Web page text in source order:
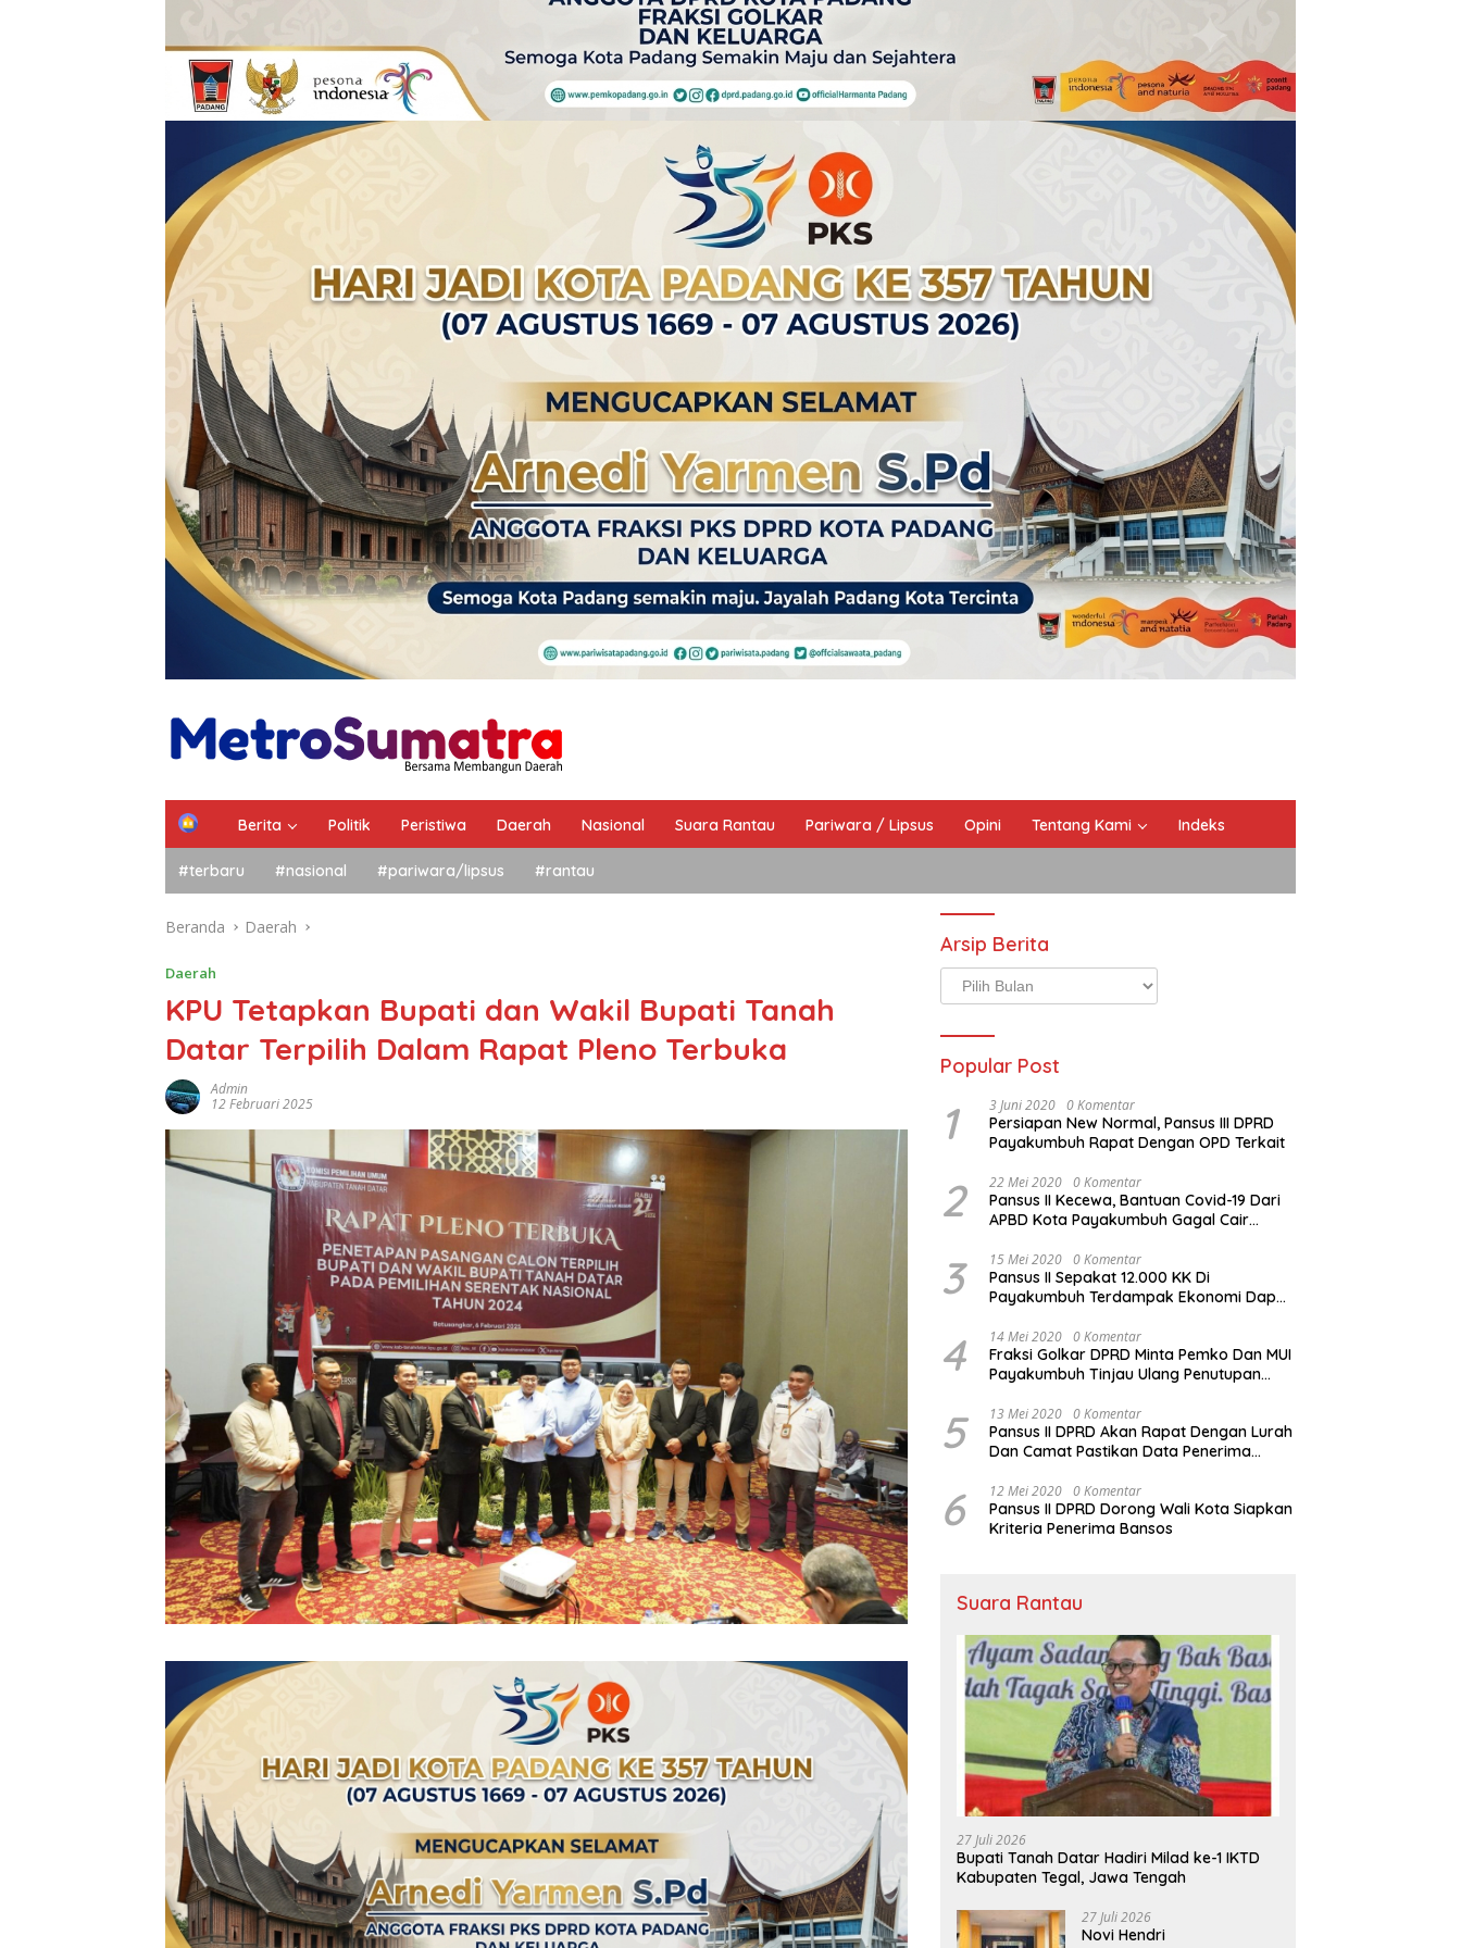
Berita Politik Peristiwa Daerah Nasional Suara Rantau Pariwara / Lipsus Opini Tentang Kami Indeks
#terbaru #nasional #pariwara/lipsus #rantau
Beranda Daerah
Daerah
KPU Tetapkan Bupati dan Wakil Bupati Tanah
Datar Terpilih Dalam Rapat Pleno Terbuka
Admin
12 Februari 2025
Arsip Berita
Arsip
Berita
Popular Post
1 3 Juni 2020 0 Komentar
Persiapan New Normal, Pansus III DPRD
Payakumbuh Rapat Dengan OPD Terkait
2 22 Mei 2020 0 Komentar
Pansus II Kecewa, Bantuan Covid-19 Dari
APBD Kota Payakumbuh Gagal Cair
3 15 Mei 2020 0 Komentar
Pansus II Sepakat 12.000 KK Di
Payakumbuh Terdampak Ekonomi Dapat
4 14 Mei 2020 0 Komentar
Fraksi Golkar DPRD Minta Pemko Dan MUI
Payakumbuh Tinjau Ulang Penutupan
5 13 Mei 2020 0 Komentar
Pansus II DPRD Akan Rapat Dengan Lurah
Dan Camat Pastikan Data Penerima
6 12 Mei 2020 0 Komentar
Pansus II DPRD Dorong Wali Kota Siapkan
Kriteria Penerima Bansos
Suara Rantau
27 Juli 2026
Bupati Tanah Datar Hadiri Milad ke-1 IKTD
Kabupaten Tegal, Jawa Tengah
27 Juli 2026
Novi Hendri